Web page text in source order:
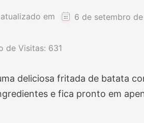
atualizado em 6 de setembro
de Visitas: 631
deliciosa fritada de batata
e fica pronto em